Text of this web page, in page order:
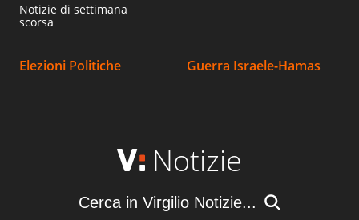
Notizie di settimana
scorsa
Elezioni Politiche Guerra Israele-Hamas
Notizie
Cerca in Virgilio Notizie...